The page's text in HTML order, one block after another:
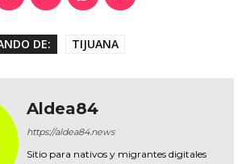
DE: TIJUANA
Aldea84
https://aldea84.news
Sitio para nativos y migrantes digitales